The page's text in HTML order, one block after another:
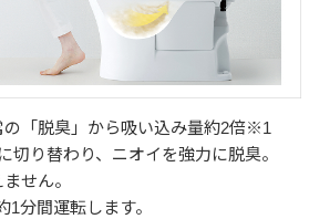
「脱臭」から吸い込み量約2倍※1
り替わり、ニオイを強力に脱臭。
せん。
間運転します。